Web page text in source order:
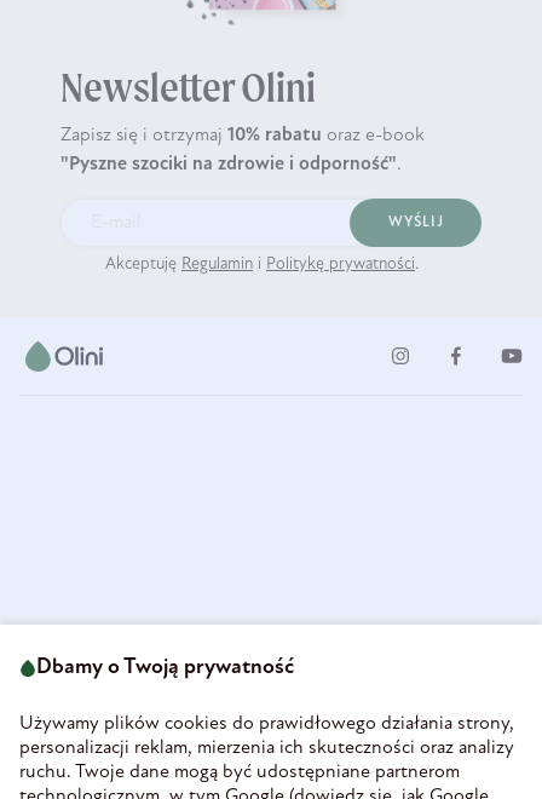
Newsletter Olini
Zapisz się i otrzymaj 10% rabatu oraz e-book
"Pyszne szociki na zdrowie i odporność".
WYŚLIJ
Akceptuję Regulamin i Politykę prywatności.
58-160 Świebodzice
REGON 890213034
INFORMACJE
Dbamy o Twoją prywatność
Używamy plików cookies do prawidłowego działania strony,
personalizacji reklam, mierzenia ich skuteczności oraz analizy
ruchu. Twoje dane mogą być udostępniane partnerom